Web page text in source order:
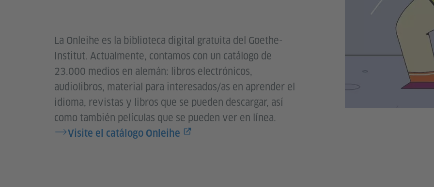
La Onleihe es la biblioteca digital gratuita del Goethe-
Institut. Actualmente, contamos con un catálogo de
23.000 medios en alemán: libros electrónicos,
audiolibros, material para interesados/as en aprender el
idioma, revistas y libros que se pueden descargar, así
como también películas que se pueden ver en línea.
Visite el catálogo Onleihe